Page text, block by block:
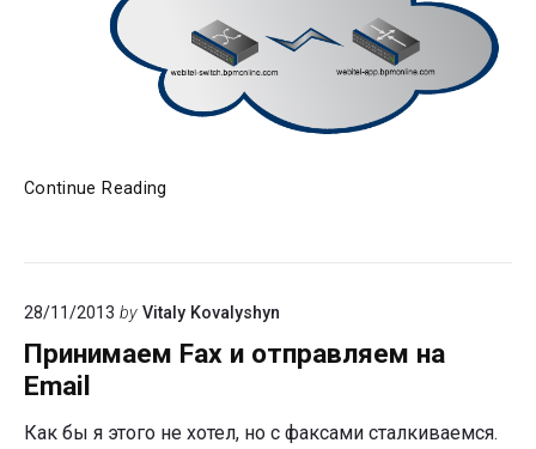
Continue Reading
28/11/2013 by Vitaly Kovalyshyn
Принимаем Fax и отправляем на
Email
Как бы я этого не хотел, но с факсами сталкиваемся.